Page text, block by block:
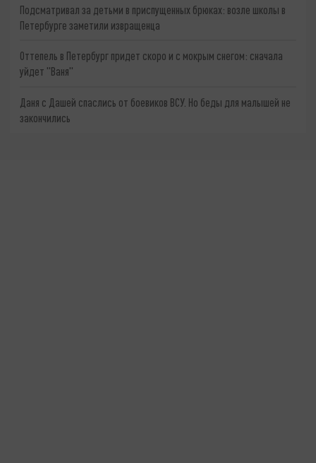
Подсматривал за детьми в приспущенных брюках: возле школы в
Петербурге заметили извращенца
Оттепель в Петербург придет скоро и с мокрым снегом: сначала
уйдет "Ваня"
Даня с Дашей спаслись от боевиков ВСУ. Но беды для малышей не
закончились